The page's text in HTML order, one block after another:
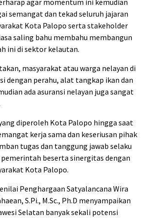
semangat dan tekad seluruh jajaran
Kota Palopo serta stakeholder
saling bahu membahu membangun
ini di sektor kelautan.
masyarakat atau warga nelayan di
dengan perahu, alat tangkap ikan dan
ada asuransi nelayan juga sangat
diperoleh Kota Palopo hingga saat
kerja sama dan keseriusan pihak
tugas dan tanggung jawab selaku
beserta sinergitas dengan
Kota Palopo.
Penghargaan Satyalancana Wira
S.Pi., M.Sc., Ph.D menyampaikan
Selatan banyak sekali potensi